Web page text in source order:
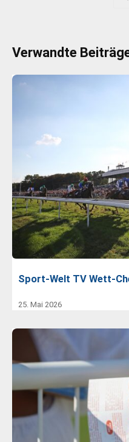
Verwandte
Sport-Welt TV Wett-
25. Mai 2026